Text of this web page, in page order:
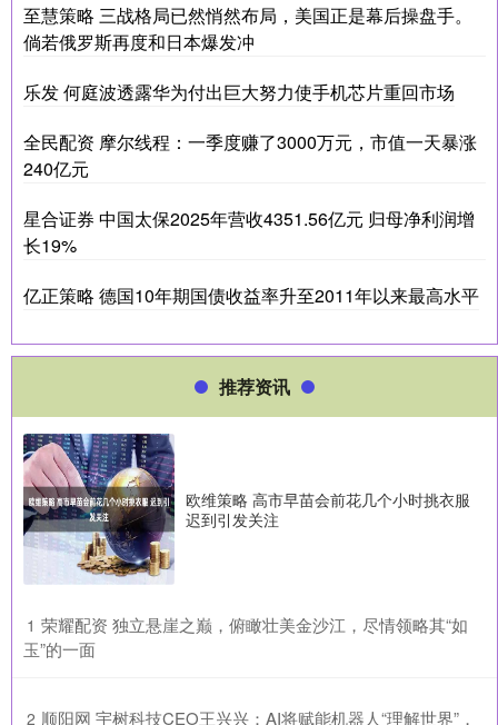
至慧策略 三战格局已然悄然布局，美国正是幕后操盘手。
倘若俄罗斯再度和日本爆发冲
乐发 何庭波透露华为付出巨大努力使手机芯片重回市场
全民配资 摩尔线程：一季度赚了3000万元，市值一天暴涨
240亿元
星合证券 中国太保2025年营收4351.56亿元 归母净利润增
长19%
亿正策略 德国10年期国债收益率升至2011年以来最高水平
推荐资讯
欧维策略 高市早苗会前花几个小时挑衣服
迟到引发关注
1 ​荣耀配资 独立悬崖之巅，俯瞰壮美金沙江，尽情领略其“如
玉”的一面
2 ​顺阳网 宇树科技CEO王兴兴：AI将赋能机器人“理解世界”，